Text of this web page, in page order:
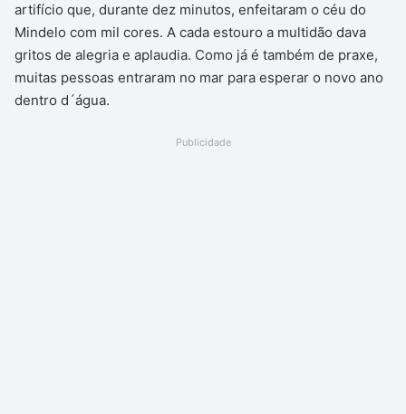
artifício que, durante dez minutos, enfeitaram o céu do
Mindelo com mil cores. A cada estouro a multidão dava
gritos de alegria e aplaudia. Como já é também de praxe,
muitas pessoas entraram no mar para esperar o novo ano
dentro d´água.
Publicidade